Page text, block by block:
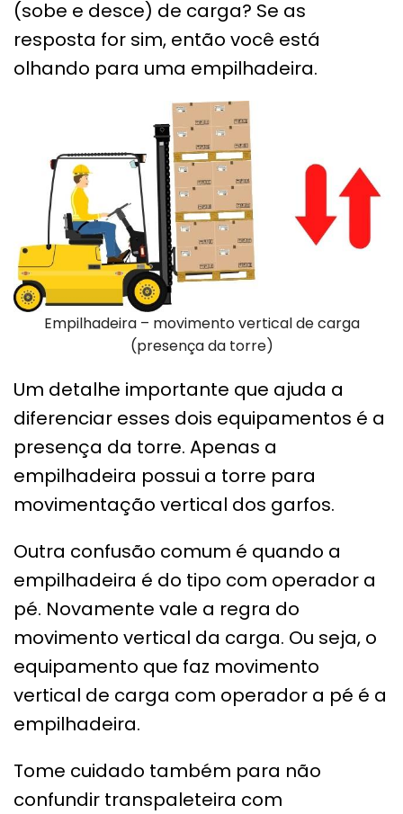
(sobe e desce) de carga? Se as
resposta for sim, então você está
olhando para uma empilhadeira.
Empilhadeira – movimento vertical de carga
(presença da torre)
Um detalhe importante que ajuda a
diferenciar esses dois equipamentos é a
presença da torre. Apenas a
empilhadeira possui a torre para
movimentação vertical dos garfos.
Outra confusão comum é quando a
empilhadeira é do tipo com operador a
pé. Novamente vale a regra do
movimento vertical da carga. Ou seja, o
equipamento que faz movimento
vertical de carga com operador a pé é a
empilhadeira.
Tome cuidado também para não
confundir transpaleteira com